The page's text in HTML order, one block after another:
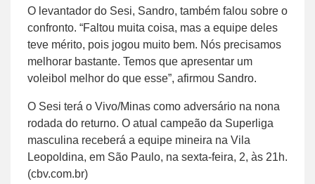
O levantador do Sesi, Sandro, também falou sobre o
confronto. “Faltou muita coisa, mas a equipe deles
teve mérito, pois jogou muito bem. Nós precisamos
melhorar bastante. Temos que apresentar um
voleibol melhor do que esse”, afirmou Sandro.
O Sesi terá o Vivo/Minas como adversário na nona
rodada do returno. O atual campeão da Superliga
masculina receberá a equipe mineira na Vila
Leopoldina, em São Paulo, na sexta-feira, 2, às 21h.
(cbv.com.br)